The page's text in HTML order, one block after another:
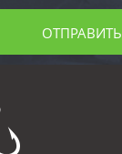
ОТПРАВИТЬ